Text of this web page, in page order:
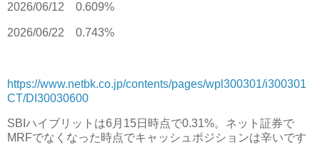
2026/06/12
0.609%
2026/06/22 0.743%
https://www.netbk.co.jp/contents/pages/wpl300301/i300301
CT/DI30030600
SBIハイブリットは6月15日時点で0.31%。ネット証券で
MRFでなくなった時点でキャッシュポジションは辛いです